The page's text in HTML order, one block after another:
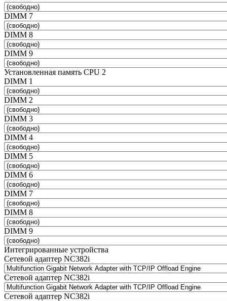
DIMM 7
DIMM 8
DIMM 9
Установленная память CPU 2
DIMM 1
DIMM 2
DIMM 3
DIMM 4
DIMM 5
DIMM 6
DIMM 7
DIMM 8
DIMM 9
Интегрированные устройства
Сетевой адаптер NC382i
Сетевой адаптер NC382i
Сетевой адаптер NC382i